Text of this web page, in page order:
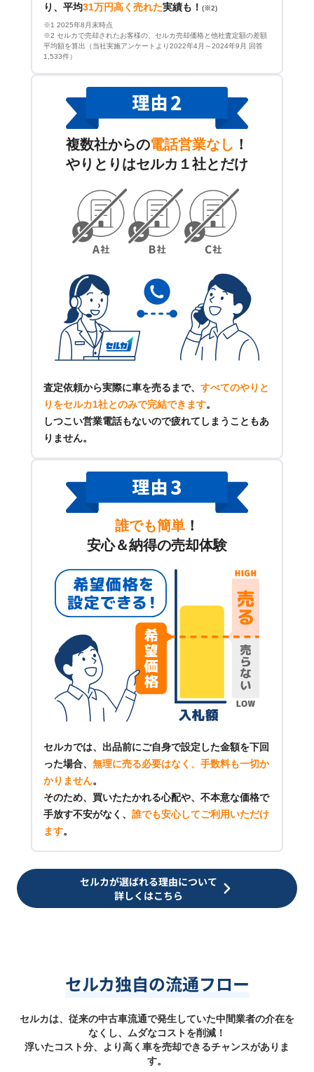
り、平均31万円高く売れた実績も！ (※2)
※1 2025年8月末時点
※2 セルカで売却されたお客様の、セルカ売却価格と他社査定額の差額
平均額を算出（当社実施アンケートより2022年4月～2024年9月 回答
1,533件）
複数社からの電話営業なし ！
やりとりはセルカ１社とだけ
査定依頼から実際に車を売るまで、 すべてのやりと
りをセルカ1社とのみで完結できます。
しつこい営業電話もないので疲れてしまうこともあ
りません。
誰でも簡単 ！
安心＆納得の売却体験
セルカでは、出品前にご自身で設定した金額を下回
った場合、 無理に売る必要はなく、手数料も一切か
かりません。
そのため、買いたたかれる心配や、不本意な価格で
手放す不安がなく、 誰でも安心してご利用いただけ
ます。
セルカが選ばれる理由について
詳しくはこちら
セルカ独自の流通フロー
セルカは、従来の中古車流通で発生していた中間業者の介在を
なくし、ムダなコストを削減！
浮いたコスト分、より高く車を売却できるチャンスがありま
す。